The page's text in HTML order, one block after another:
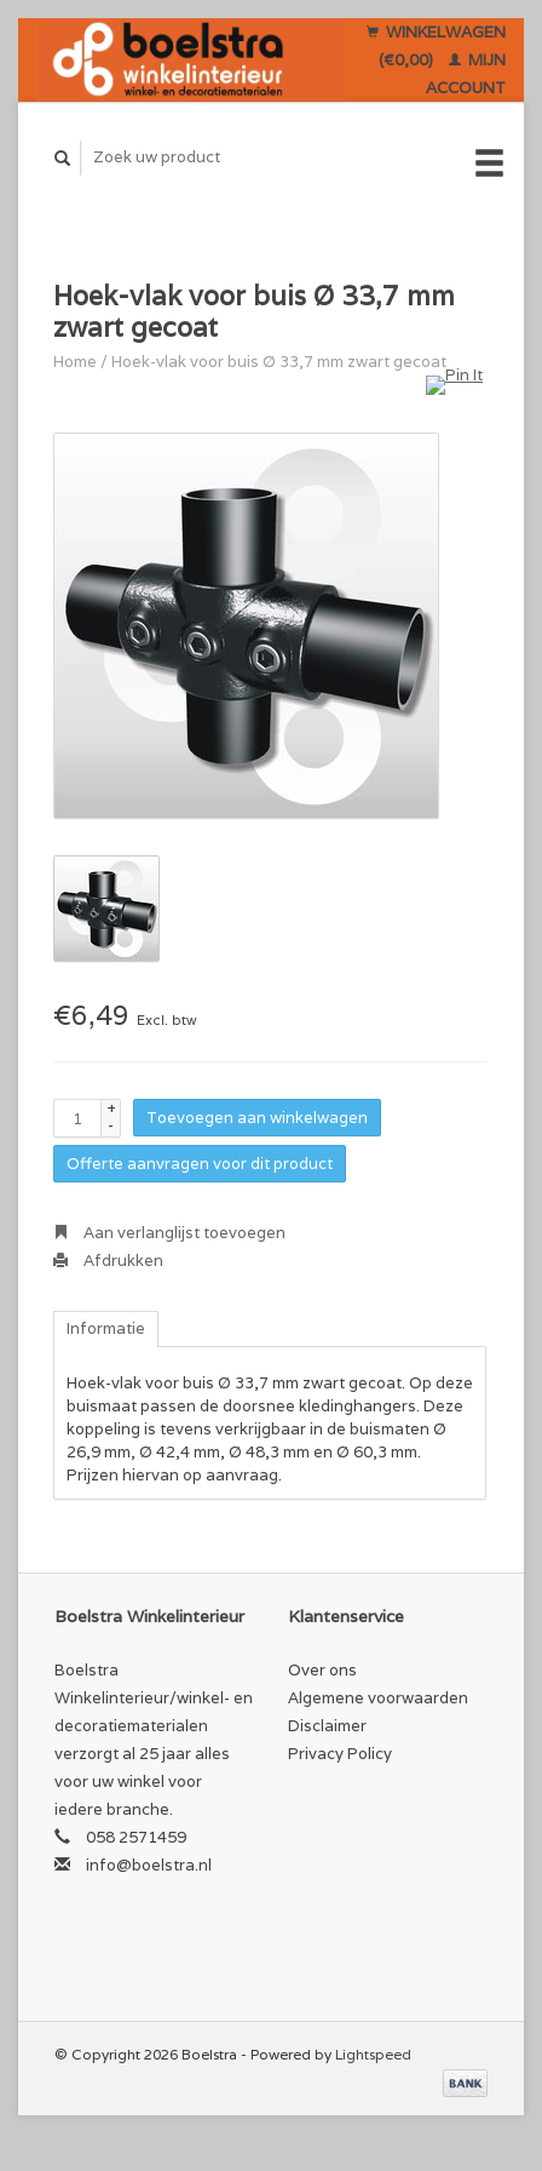
WINKELWAGEN
(€0,00)
MIJN
ACCOUNT
Hoek-vlak voor buis Ø 33,7 mm
zwart gecoat
Home / Hoek-vlak voor buis Ø 33,7 mm zwart gecoat
€6,49 Excl. btw
+
-
Toevoegen aan winkelwagen
Offerte aanvragen voor dit product
Aan verlanglijst toevoegen
Afdrukken
Informatie
Hoek-vlak voor buis Ø 33,7 mm zwart gecoat. Op deze
buismaat passen de doorsnee kledinghangers. Deze
koppeling is tevens verkrijgbaar in de buismaten Ø
26,9 mm, Ø 42,4 mm, Ø 48,3 mm en Ø 60,3 mm.
Prijzen hiervan op aanvraag.
Boelstra Winkelinterieur
Boelstra
Winkelinterieur/winkel- en
decoratiematerialen
verzorgt al 25 jaar alles
voor uw winkel voor
iedere branche.
058 2571459
info@boelstra.nl
Klantenservice
Over ons
Algemene voorwaarden
Disclaimer
Privacy Policy
© Copyright 2026 Boelstra - Powered by Lightspeed